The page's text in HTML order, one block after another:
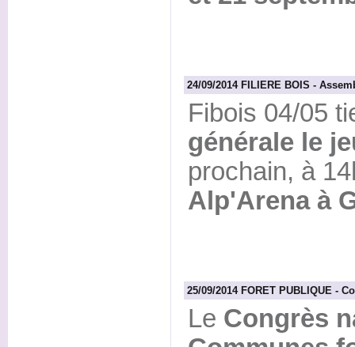
24/09/2014 FILIERE BOIS -
Fibois 04/05
générale le
prochain, à
Alp'Arena à
25/09/2014 FORET PUBLIQUE -
Le Congrès